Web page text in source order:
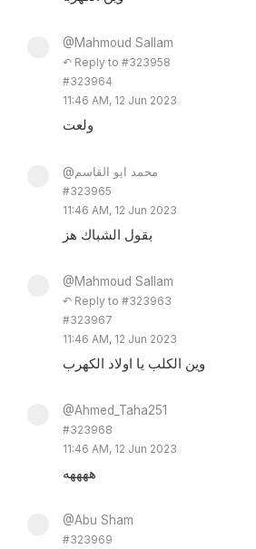
@Mahmoud Sallam
↶ Reply to #323958
#323964
11:46 AM, 12 Jun 2023
ولعت
@محمد ابو القاسم
#323965
11:46 AM, 12 Jun 2023
بقول الشباك هز
@Mahmoud Sallam
↶ Reply to #323963
#323967
11:46 AM, 12 Jun 2023
وين الكلب يا اولاد الكهرب
@Ahmed_Taha251
#323968
11:46 AM, 12 Jun 2023
ههههه
@Abu Sham
#323969